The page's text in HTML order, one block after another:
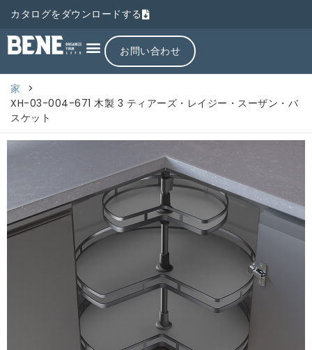
カタログをダウンロードする
お問い合わせ
家
>
XH-03-004-671 木製 3 ティアーズ・レイジー・スーザン・バ
スケット